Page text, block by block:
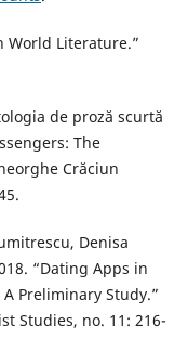
World Literature.”
de proză scurtă
The
Crăciun
Denisa
“Dating Apps in
Preliminary Study.”
Studies, no. 11: 216-